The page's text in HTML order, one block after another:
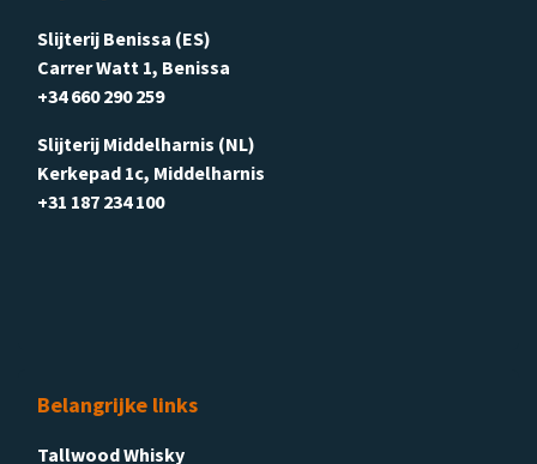
Slijterij Benissa (ES)
Carrer Watt 1, Benissa
+34 660 290 259
Slijterij Middelharnis (NL)
Kerkepad 1c, Middelharnis
+31 187 234 100
Belangrijke links
Tallwood Whisky